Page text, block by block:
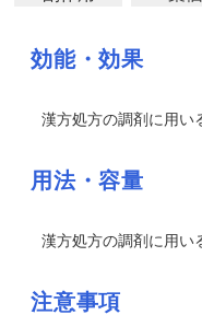
効能・効果
漢方処方の調剤に用い
用法・容量
漢方処方の調剤に用い
注意事項